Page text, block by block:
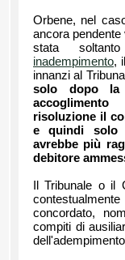
Orbene, nel
ancora
stata
inadempimento,
innanzi al
solo dopo la
risoluzione il
e quindi solo
avrebbe più
debitore
Il Tribunale o il
concordato,
compiti di